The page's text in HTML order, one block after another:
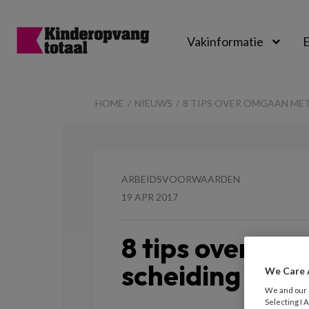
Vakinformatie
HOME NIEUWS 8 TIPS OVER OMGAAN
ARBEIDSVOORWAARDEN
19 APR 2017
8 tips over
scheiding
We Care
We and our
Selecting I